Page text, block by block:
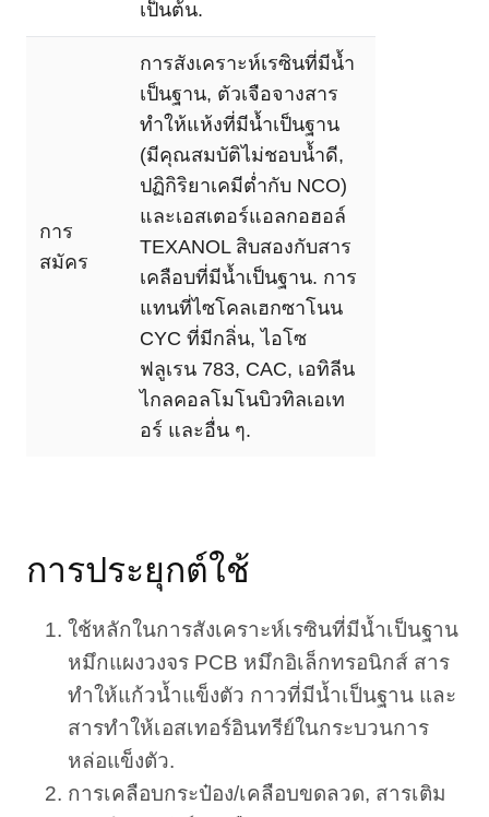
เป็นต้น.
การ
สมัคร
การสังเคราะห์เรซินที่มีน้ำ
เป็นฐาน, ตัวเจือจางสาร
ทำให้แห้งที่มีน้ำเป็นฐาน
(มีคุณสมบัติไม่ชอบน้ำดี,
ปฏิกิริยาเคมีต่ำกับ NCO)
และเอสเตอร์แอลกอฮอล์
TEXANOL สิบสองกับสาร
เคลือบที่มีน้ำเป็นฐาน. การ
แทนที่ไซโคลเฮกซาโนน
CYC ที่มีกลิ่น, ไอโซ
ฟลูเรน 783, CAC, เอทิลีน
ไกลคอลโมโนบิวทิลเอเท
อร์ และอื่น ๆ.
การประยุกต์ใช้
ใช้หลักในการสังเคราะห์เรซินที่มีน้ำเป็นฐาน
หมึกแผงวงจร PCB หมึกอิเล็กทรอนิกส์ สาร
ทำให้แก้วน้ำแข็งตัว กาวที่มีน้ำเป็นฐาน และ
สารทำให้เอสเทอร์อินทรีย์ในกระบวนการ
หล่อแข็งตัว.
การเคลือบกระป๋อง/เคลือบขดลวด, สารเติม